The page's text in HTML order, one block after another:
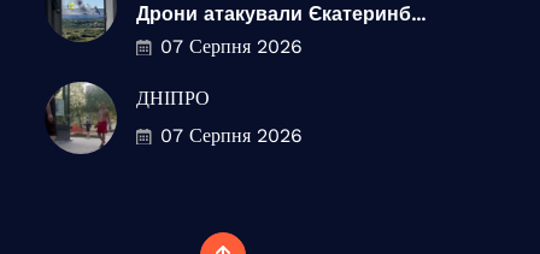
Дрони атакували Єкатеринб...
07 Серпня 2026
ДНІПРО
07 Серпня 2026